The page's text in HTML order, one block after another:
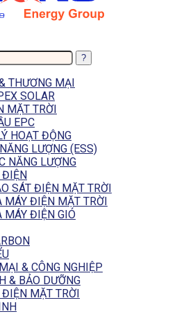
THƯƠNG MẠI
SOLAR
MẶT TRỜI
EPC
HOẠT ĐỘNG
LƯỢNG (ESS)
NĂNG LƯỢNG
ĐIỆN
SÁT ĐIỆN MẶT TRỜI
MÁY ĐIỆN MẶT TRỜI
MÁY ĐIỆN GIÓ
& CÔNG NGHIỆP
& BẢO DƯỠNG
ĐIỆN MẶT TRỜI